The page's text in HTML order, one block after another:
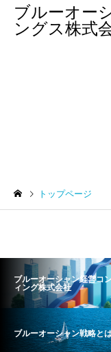
ブルーオー
ングス株式
トップページ
ブルーオーシャン経営コ
ィング株式会社
ブルーオーシャン戦略と